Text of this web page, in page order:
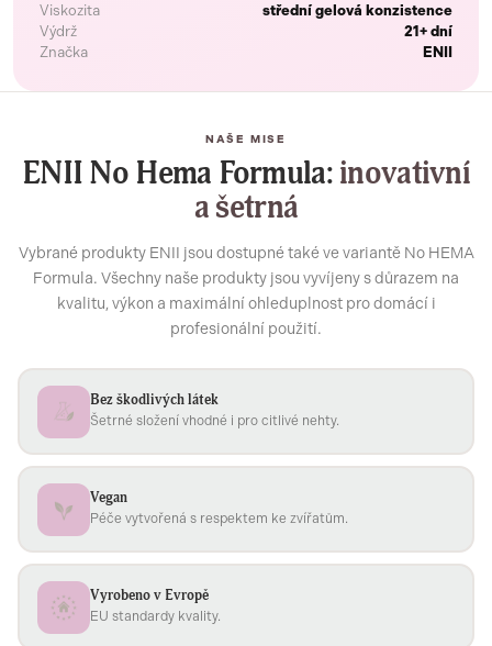
Viskozita
střední gelová konzistence
Výdrž
21+ dní
Značka
ENII
NAŠE MISE
ENII No Hema Formula:inovativní
a šetrná
Vybrané produkty ENII jsou dostupné také ve variantě No HEMA
Formula. Všechny naše produkty jsou vyvíjeny s důrazem na
kvalitu, výkon a maximální ohleduplnost pro domácí i
profesionální použití.
Bez škodlivých látek
Šetrné složení vhodné i pro citlivé nehty.
Vegan
Péče vytvořená s respektem ke zvířatům.
Vyrobeno v Evropě
EU standardy kvality.